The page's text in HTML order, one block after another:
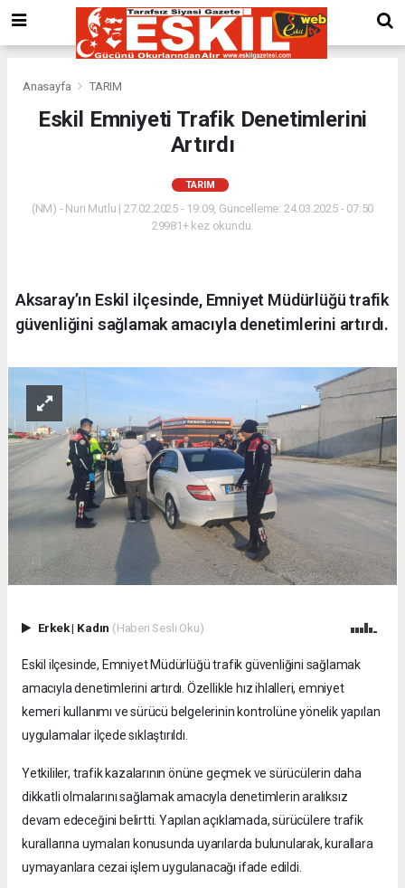
Anasayfa TARIM
Eskil Emniyeti Trafik Denetimlerini
Artırdı
TARIM
(NM) - Nuri Mutlu | 27.02.2025 - 19:09, Güncelleme: 24.03.2025 - 07:50
29981+ kez okundu.
Aksaray’ın Eskil ilçesinde, Emniyet Müdürlüğü trafik
güvenliğini sağlamak amacıyla denetimlerini artırdı.
Erkek| Kadın (Haberi Sesli Oku)
Eskil ilçesinde, Emniyet Müdürlüğü trafik güvenliğini sağlamak
amacıyla denetimlerini artırdı. Özellikle hız ihlalleri, emniyet
kemeri kullanımı ve sürücü belgelerinin kontrolüne yönelik yapılan
uygulamalar ilçede sıklaştırıldı.
Yetkililer, trafik kazalarının önüne geçmek ve sürücülerin daha
dikkatli olmalarını sağlamak amacıyla denetimlerin aralıksız
devam edeceğini belirtti. Yapılan açıklamada, sürücülere trafik
kurallarına uymaları konusunda uyarılarda bulunularak, kurallara
uymayanlara cezai işlem uygulanacağı ifade edildi.